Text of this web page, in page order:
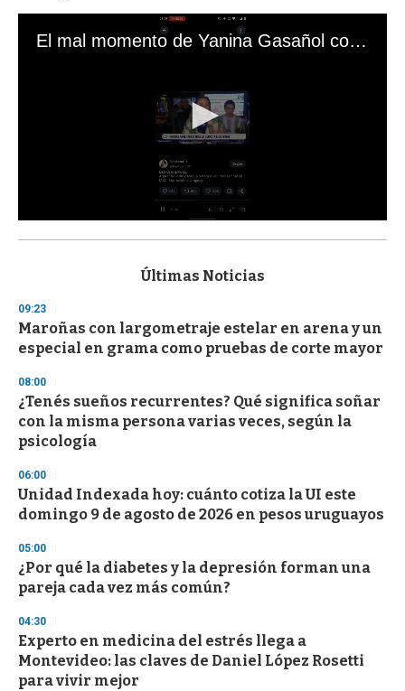
El mal momento de Yanina Gasañol con un hincha argentino en "Subrayado"
s
d
s
o
f
3
s
e
c
o
d
s
Últimas Noticias
09:23
Maroñas con largometraje estelar en arena y un
especial en grama como pruebas de corte mayor
08:00
¿Tenés sueños recurrentes? Qué significa soñar
con la misma persona varias veces, según la
psicología
06:00
Unidad Indexada hoy: cuánto cotiza la UI este
domingo 9 de agosto de 2026 en pesos uruguayos
05:00
¿Por qué la diabetes y la depresión forman una
pareja cada vez más común?
04:30
Experto en medicina del estrés llega a
Montevideo: las claves de Daniel López Rosetti
para vivir mejor